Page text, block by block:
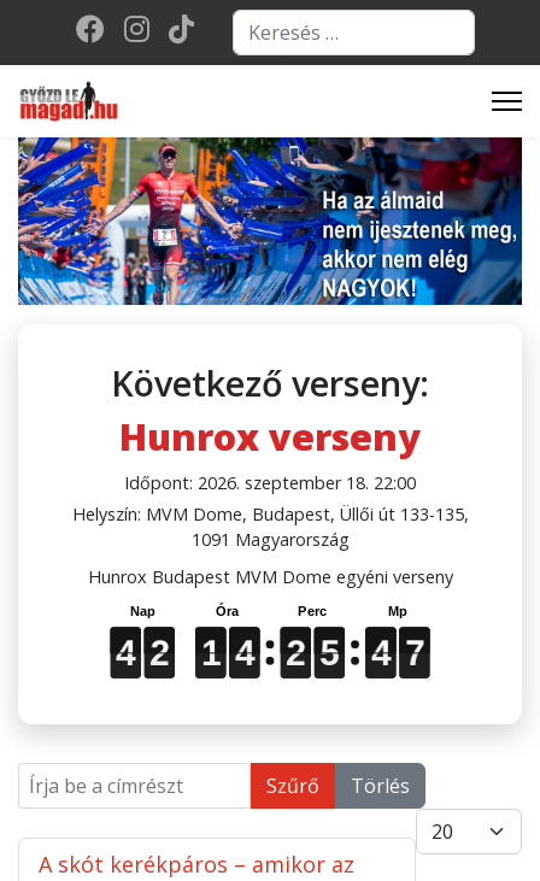
Keresés...
Type 2 or more
Következő verseny:
Hunrox verseny
Időpont: 2026. szeptember 18. 22:00
Helyszín: MVM Dome, Budapest, Üllői út 133-135,
1091 Magyarország
Hunrox Budapest MVM Dome egyéni verseny
4
4
4
4 2
2
2
2 1
1
1
1 4
4
4
4 2
2
2
2 5
5
5
5 4
4
4
4 6
7
6
7
Írja be a címrészt Szűrő Törlés
Tételek #
A skót kerékpáros – amikor az